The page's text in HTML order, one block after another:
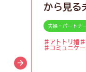
から見る
夫婦・パートナ
アトトリ婚
コミュニケ